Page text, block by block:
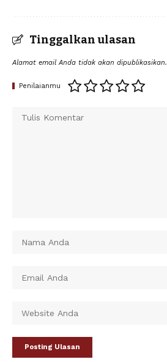
Tinggalkan ulasan
Alamat email Anda tidak akan dipublikasikan.
Penilaianmu